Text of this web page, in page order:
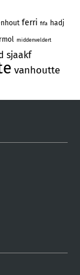
ferri fifa hadj
middenveldert
sjaakf
vanhoutte